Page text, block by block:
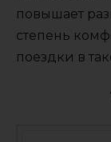
повышает
степень
поездки в